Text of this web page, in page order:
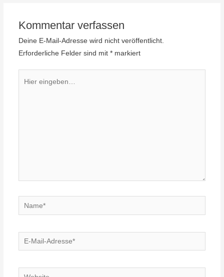
Kommentar verfassen
Deine E-Mail-Adresse wird nicht veröffentlicht.
Erforderliche Felder sind mit *markiert
eingeben…
Name*
E-
Mail-
Website